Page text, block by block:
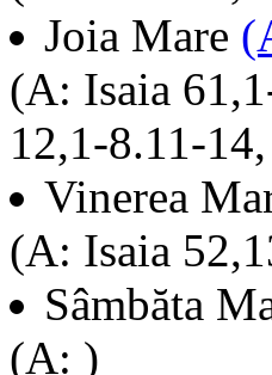
Joia Mare
(A: Isaia
12,1-8.11-
Vinerea
(A: Isaia
Sâmbăta
(A: )